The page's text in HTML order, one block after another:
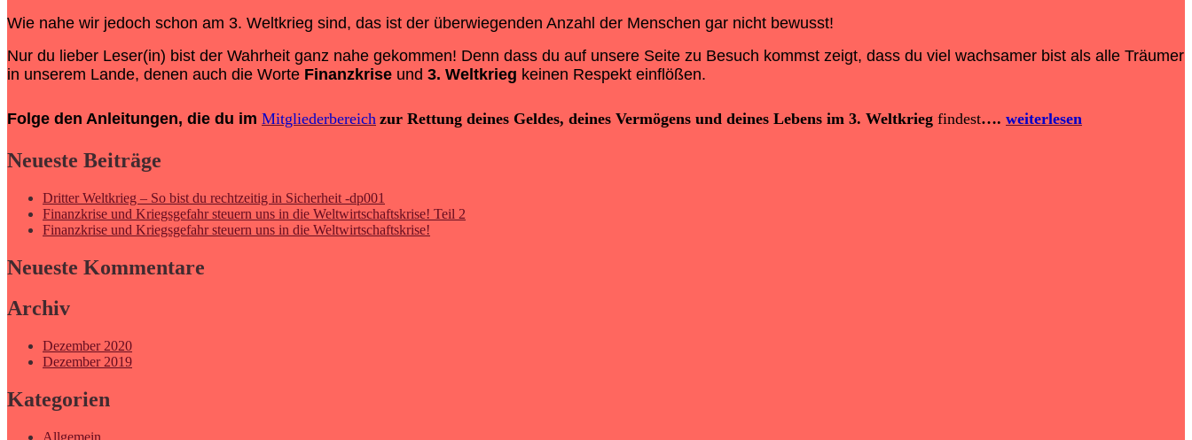
Wie nahe wir jedoch schon am 3. Weltkrieg sind, das ist der überwiegenden Anzahl der Menschen gar nicht bewusst!
Nur du lieber Leser(in) bist der Wahrheit ganz nahe gekommen! Denn dass du auf unsere Seite zu Besuch kommst zeigt, dass du viel wachsamer bist als alle Träumer
in unserem Lande, denen auch die Worte Finanzkrise und 3. Weltkrieg keinen Respekt einflößen.
Folge den Anleitungen, die du im Mitgliederbereich zur Rettung deines Geldes, deines Vermögens und deines Lebens im 3. Weltkrieg findest…. weiterlesen
Neueste Beiträge
Dritter Weltkrieg – So bist du rechtzeitig in Sicherheit -dp001
Finanzkrise und Kriegsgefahr steuern uns in die Weltwirtschaftskrise! Teil 2
Finanzkrise und Kriegsgefahr steuern uns in die Weltwirtschaftskrise!
Neueste Kommentare
Archiv
Dezember 2020
Dezember 2019
Kategorien